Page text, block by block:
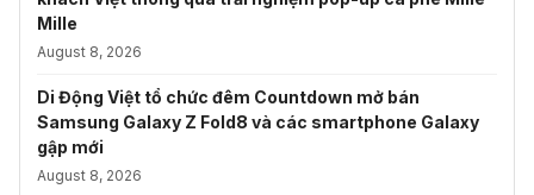
Mille
August 8, 2026
Di Động Việt tổ chức đêm Countdown mở bán
Samsung Galaxy Z Fold8 và các smartphone Galaxy
gập mới
August 8, 2026